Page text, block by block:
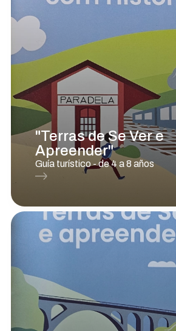
"Terras de Se Ver e
Apreender"
Guía turístico - de 4 a 8 años